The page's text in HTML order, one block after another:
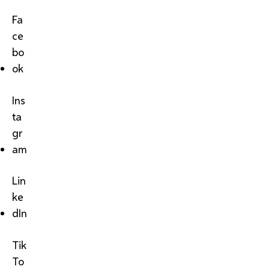
Fa
ce
bo
ok
Ins
ta
gr
am
Lin
ke
dIn
Tik
To